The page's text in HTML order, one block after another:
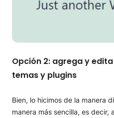
Opción 2: agrega y
temas y plugins
Bien, lo hicimos de la manera
manera más sencilla, es decir,